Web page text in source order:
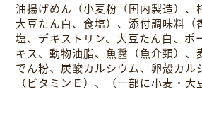
油揚げめん（小麦粉（国内製造）、
大豆たん白、食塩）、添付調味料（
塩、デキストリン、大豆たん白、ポ
キス、動物油脂、魚醤（魚介類）、
でん粉、炭酸カルシウム、卵殻カル
（ビタミンＥ）、（一部に小麦・大